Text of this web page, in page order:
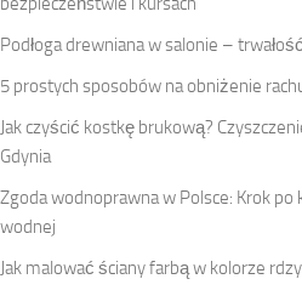
Podłoga drewniana w salonie –
5 prostych sposobów na obniżenie
Jak czyścić kostkę brukową?
Gdynia
Zgoda wodnoprawna w Polsce: Krok po
wodnej
Jak malować ściany farbą w kolorze